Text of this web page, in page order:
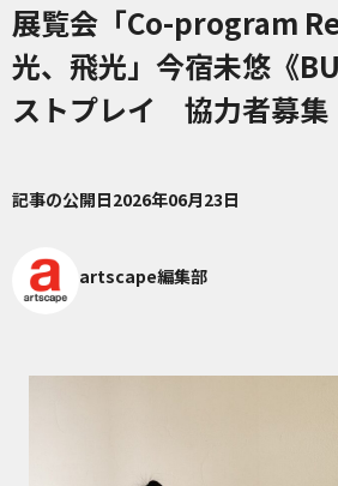
展覧会「Co-program
光、飛光」今宿未悠《
ストプレイ 協力者募集
記事の公開日2026年06月23日
artscape編集部